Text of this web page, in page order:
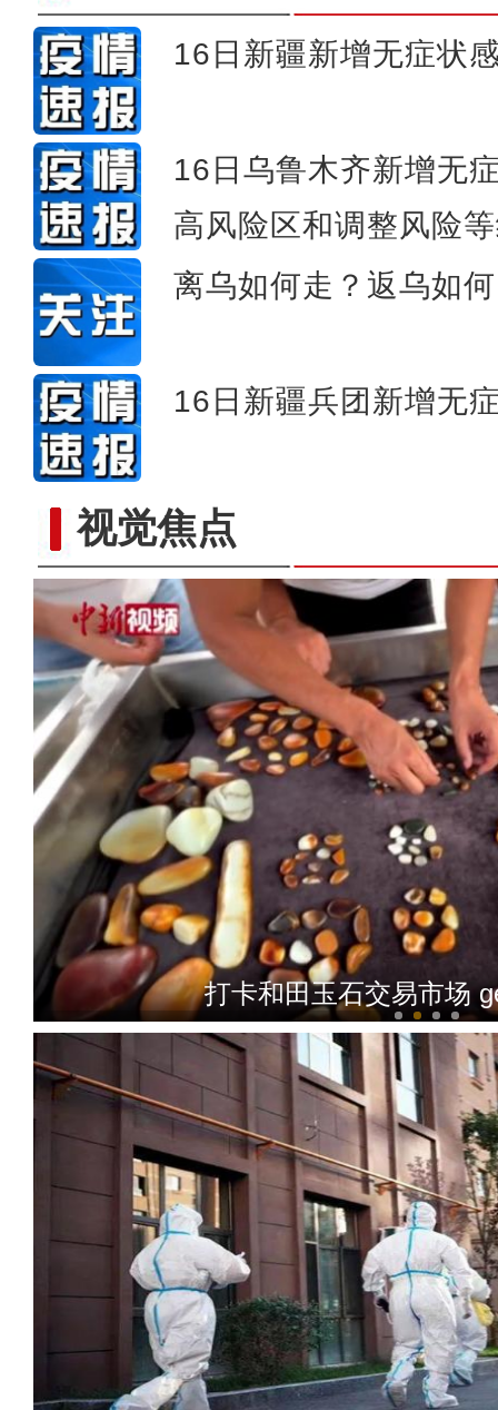
16日新疆新增无症状
16日乌鲁木齐新增无
高风险区和调整风险
离乌如何走？返乌如
16日新疆兵团新增无
视觉焦点新疆霍尔果斯口岸今年首次
打卡和田玉石交易市场